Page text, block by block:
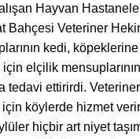
Hayvan
Bahçesi Veteriner
kedi,
elçilik
ettirirdi. Veteriner
köylerde hizmet
hiçbir art niyet